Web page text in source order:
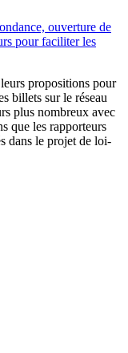
ouverture de
pour faciliter les
propositions pour
billets sur le réseau
plus nombreux avec
que les rapporteurs
dans le projet de loi-